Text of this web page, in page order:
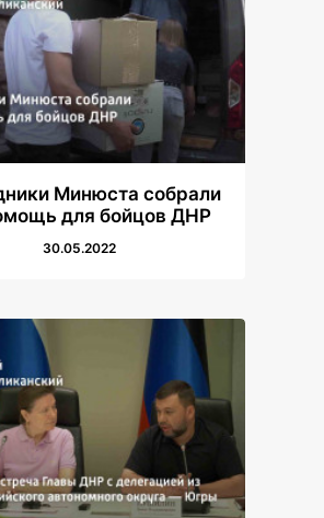
Минюста собрали
для бойцов ДНР
30.05.2022